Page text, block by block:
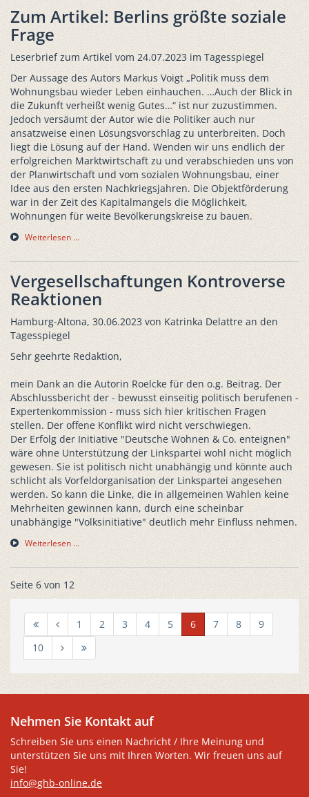
Zum Artikel: Berlins größte soziale
Frage
Leserbrief zum Artikel vom 24.07.2023 im Tagesspiegel
Der Aussage des Autors Markus Voigt „Politik muss dem
Wohnungsbau wieder Leben einhauchen. …Auch der Blick in
die Zukunft verheißt wenig Gutes…“ ist nur zuzustimmen.
Jedoch versäumt der Autor wie die Politiker auch nur
ansatzweise einen Lösungsvorschlag zu unterbreiten. Doch
liegt die Lösung auf der Hand. Wenden wir uns endlich der
erfolgreichen Marktwirtschaft zu und verabschieden uns von
der Planwirtschaft und vom sozialen Wohnungsbau, einer
Idee aus den ersten Nachkriegsjahren. Die Objektförderung
war in der Zeit des Kapitalmangels die Möglichkeit,
Wohnungen für weite Bevölkerungskreise zu bauen.
Weiterlesen …
Vergesellschaftungen Kontroverse
Reaktionen
Hamburg-Altona, 30.06.2023 von Katrinka Delattre an den
Tagesspiegel
Sehr geehrte Redaktion,
mein Dank an die Autorin Roelcke für den o.g. Beitrag. Der
Abschlussbericht der - bewusst einseitig politisch berufenen -
Expertenkommission - muss sich hier kritischen Fragen
stellen. Der offene Konflikt wird nicht verschwiegen.
Der Erfolg der Initiative "Deutsche Wohnen & Co. enteignen"
wäre ohne Unterstützung der Linkspartei wohl nicht möglich
gewesen. Sie ist politisch nicht unabhängig und könnte auch
schlicht als Vorfeldorganisation der Linkspartei angesehen
werden. So kann die Linke, die in allgemeinen Wahlen keine
Mehrheiten gewinnen kann, durch eine scheinbar
unabhängige "Volksinitiative" deutlich mehr Einfluss nehmen.
Weiterlesen …
Seite 6 von 12
1 2 3 4 5 6 7 8
9
10
Nehmen Sie Kontakt auf
Schreiben Sie uns einen Nachricht / Ihre Meinung und
unterstützen Sie uns mit Ihren Worten. Wir freuen uns auf
Sie!
info@ghb-online.de